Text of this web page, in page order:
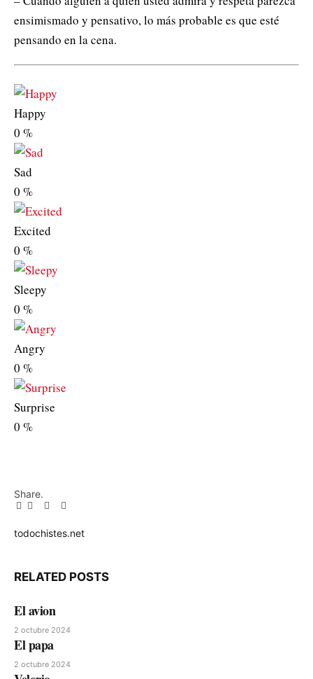
ensimismado y pensativo, lo más probable es que esté
pensando en la cena.
Happy
0 %
Sad
0 %
Excited
0 %
Sleepy
0 %
Angry
0 %
Surprise
0 %
Share.
Facebook
TwitterPinterest
LinkedIn
Tumblr
Email
todochistes.net
RELATED POSTS
El avion
2 octubre 2024
El papa
2 octubre 2024